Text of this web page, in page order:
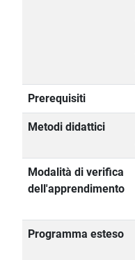
Prerequisiti
Metodi didattici
Modalità di verifica
dell'apprendimento
Programma esteso